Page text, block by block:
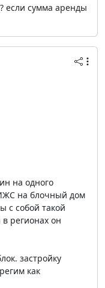
если сумма аренды
на одного
на блочный дом
с собой такой
регионах он
застройку
как